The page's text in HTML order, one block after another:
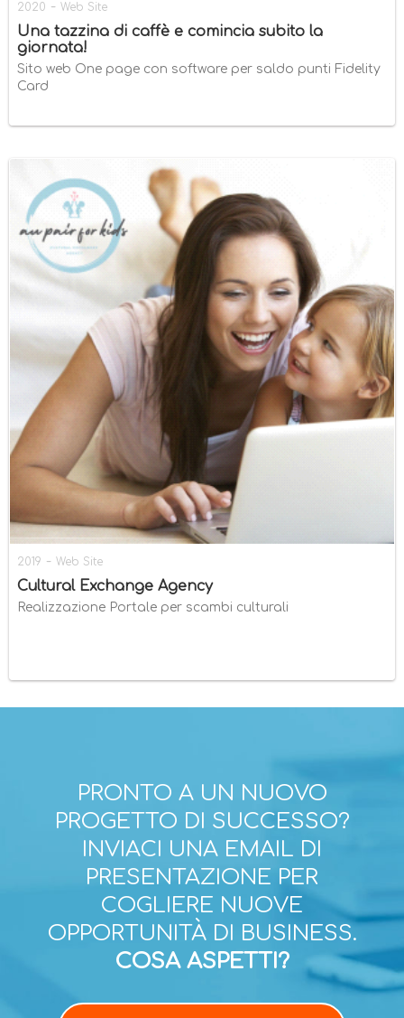
2020 - Web Site
Una tazzina di caffè e comincia subito la
giornata!
Sito web One page con software per saldo punti Fidelity
Card
2019 - Web Site
Cultural Exchange Agency
Realizzazione Portale per scambi culturali
PRONTO A UN NUOVO
PROGETTO DI SUCCESSO?
INVIACI UNA EMAIL DI
PRESENTAZIONE PER
COGLIERE NUOVE
OPPORTUNITÀ DI BUSINESS.
COSA ASPETTI?